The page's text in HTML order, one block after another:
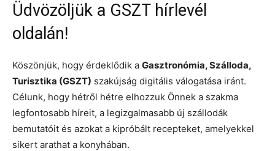
Üdvözöljük a GSZT hírlevél
oldalán!
Köszönjük, hogy érdeklődik a Gasztronómia, Szálloda,
Turisztika (GSZT) szakújság digitális válogatása iránt.
Célunk, hogy hétről hétre elhozzuk Önnek a szakma
legfontosabb híreit, a legizgalmasabb új szállodák
bemutatóit és azokat a kipróbált recepteket, amelyekkel
sikert arathat a konyhában.